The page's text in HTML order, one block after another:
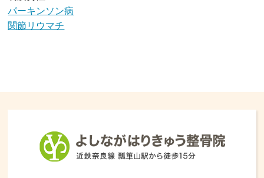
パーキンソン病
関節リウマチ